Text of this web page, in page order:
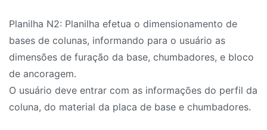
Planilha N2: Planilha efetua o dimensionamento de
bases de colunas, informando para o usuário as
dimensões de furação da base, chumbadores, e bloco
de ancoragem.
O usuário deve entrar com as informações do perfil da
coluna, do material da placa de base e chumbadores.